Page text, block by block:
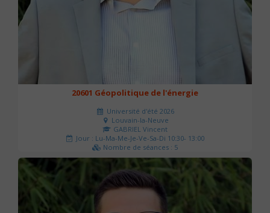
20601 Géopolitique de l'énergie
Université d'été 2026
Louvain-la-Neuve
GABRIEL Vincent
Jour : Lu-Ma-Me-Je-Ve-Sa-Di 10:30- 13:00
Nombre de séances : 5
120 €